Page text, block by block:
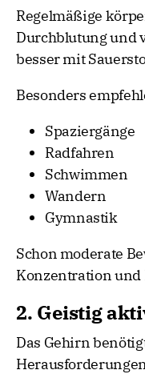
Regelmäßige
Durchblutung und
besser mit
Besonders
Spaziergänge
Radfahren
Schwimmen
Wandern
Gymnastik
Schon moderate
Konzentration
2. Geistig
Das Gehirn